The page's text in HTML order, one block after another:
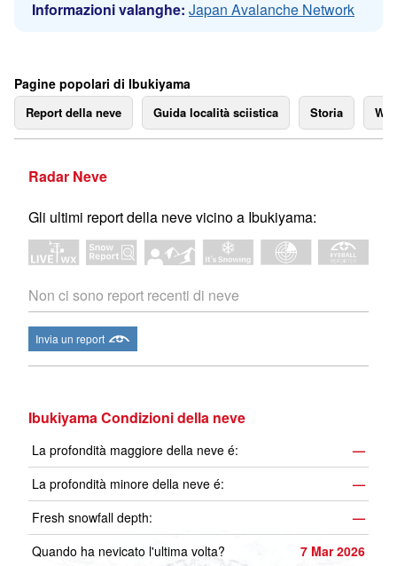
Informazioni valanghe: Japan Avalanche Network
Pagine popolari di Ibukiyama
Report della neve Guida località sciistica Storia
Radar Neve
Gli ultimi report della neve vicino a Ibukiyama:
Non ci sono report recenti di neve
Invia un report
Ibukiyama Condizioni della neve
La profondità maggiore della neve é:
—
La profondità minore della neve é:
—
Fresh snowfall depth:
—
Quando ha nevicato l'ultima volta?
7 Mar 2026